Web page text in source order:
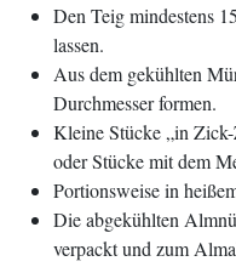
Den Teig mindestens
lassen.
Aus dem gekühlten
Durchmesser formen.
Kleine Stücke „in
oder Stücke mit dem
Portionsweise in
Die abgekühlten
verpackt und zum